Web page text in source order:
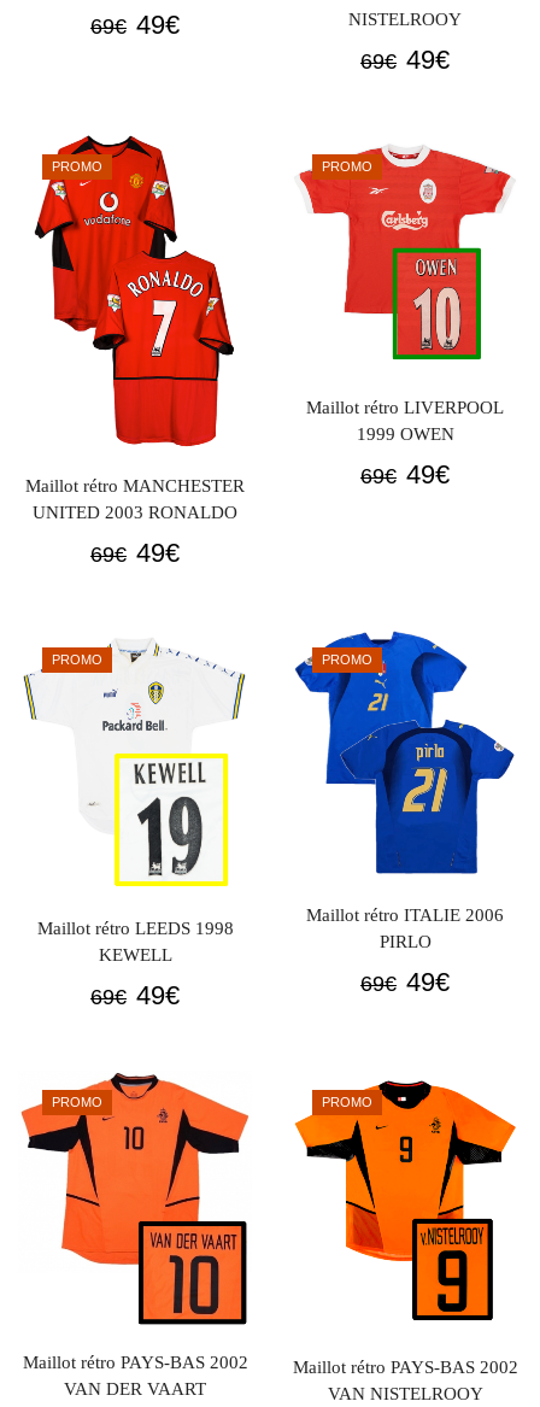
69€ Le
69€.
49€Le
NISTELROOY
69€ Le
était :
69€.
49€Le
est :
PROMO
Maillot rétro MANCHESTER
UNITED 2003 RONALDO
69€ Le
était :
69€.
49€Le
49€.
PROMO
Maillot rétro LIVERPOOL
1999 OWEN
69€ Le
49€Le
PROMO
Maillot rétro LEEDS 1998
KEWELL
69€ Le
était :
69€.
49€Le
est :
49€.
PROMO
Maillot rétro ITALIE 2006
PIRLO
69€ Le
était :
69€.
49€Le
49€.
PROMO
Maillot rétro PAYS-BAS 2002
VAN DER VAART
PROMO
Maillot rétro PAYS-BAS 2002
VAN NISTELROOY